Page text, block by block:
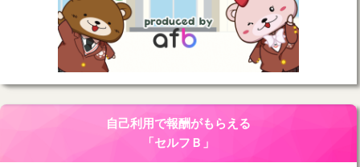
自己利用で報酬がもらえる
「セルフＢ」